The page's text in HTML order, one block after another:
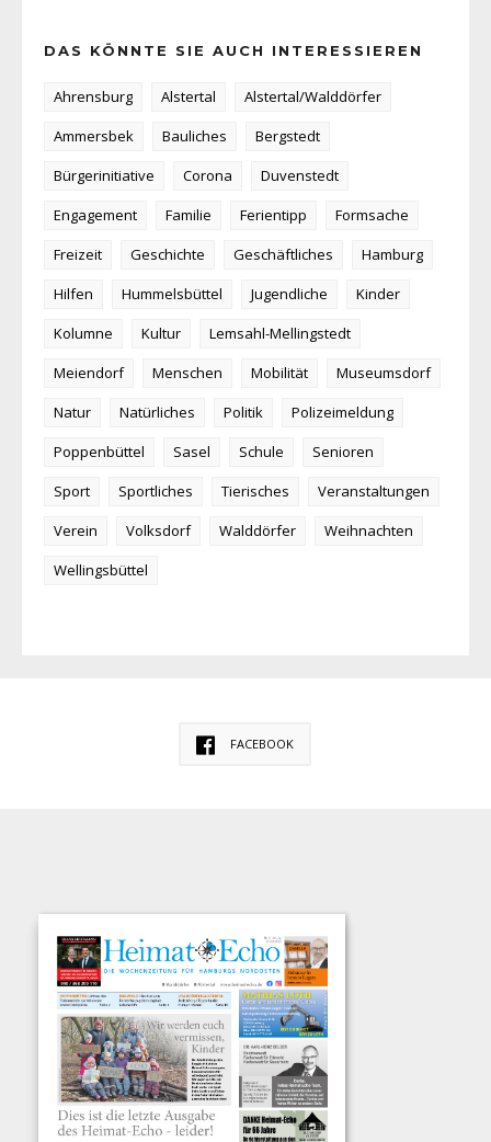
DAS KÖNNTE SIE AUCH INTERESSIEREN
Ahrensburg Alstertal
Alstertal/Walddörfer
Ammersbek
Bauliches
Bergstedt
Bürgerinitiative
Corona
Duvenstedt
Engagement
Familie Ferientipp
Formsache
Freizeit
Geschichte Geschäftliches
Hamburg
Hilfen
Hummelsbüttel Jugendliche
Kinder
Kolumne
Kultur
Lemsahl-Mellingstedt
Meiendorf
Menschen Mobilität
Museumsdorf
Natur
Natürliches Politik
Polizeimeldung
Poppenbüttel
Sasel Schule
Senioren
Sport
Sportliches Tierisches
Veranstaltungen
Verein
Volksdorf Walddörfer
Weihnachten
Wellingsbüttel
FACEBOOK